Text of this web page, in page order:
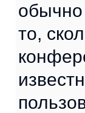
обычно
то,